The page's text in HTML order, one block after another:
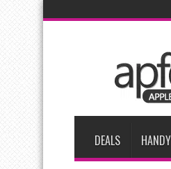
iPhone Ultra lässt
iPhone 18 Pro: Diese 3
iPhone Air 2 für Anfang
Apple erzielt 49 Prozent
DEALS